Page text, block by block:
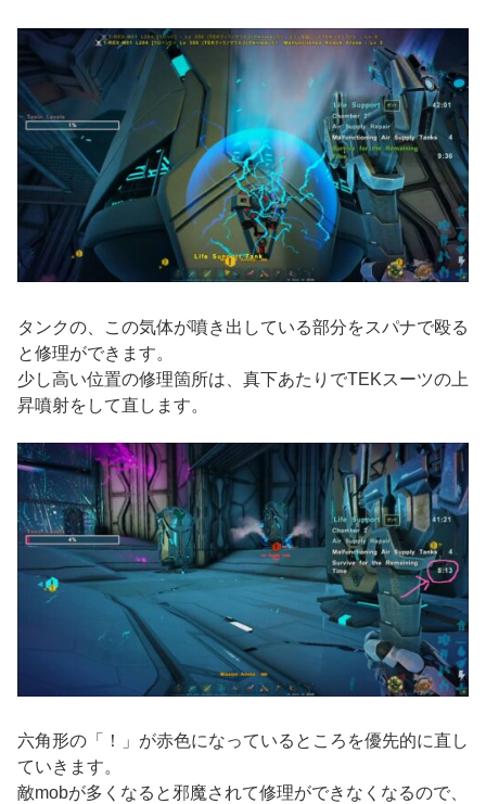
タンクの、この気体が噴き出している部分をスパナで殴る
と修理ができます。
少し高い位置の修理箇所は、真下あたりでTEKスーツの上
昇噴射をして直します。
六角形の「！」が赤色になっているところを優先的に直し
ていきます。
敵mobが多くなると邪魔されて修理ができなくなるので、